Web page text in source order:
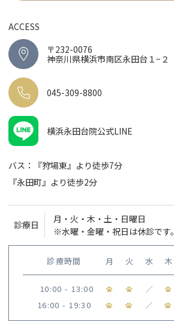
ACCESS
〒232-0076
神奈川県横浜市南区永田台１−２
045-309-8800
横浜永田台院公式LINE
バス：『狩場東』より徒歩7分
『永田町』より徒歩2分
診療日
月・火・木・土・日曜日
※水曜・金曜・祝日は休診です。
診療時間 月 火 水 木
10:00 - 13:00 ／
16:00 - 19:30 ／